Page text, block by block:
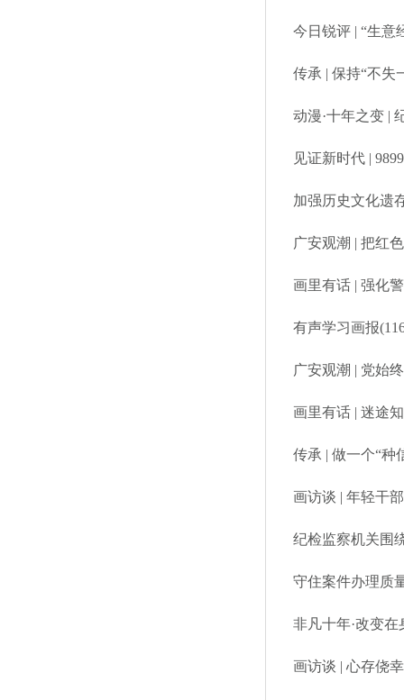
今日锐评 | “生意
传承 | 保持“不失
动漫·十年之变 |
见证新时代 |
加强历史文化遗
广安观潮 | 把红
画里有话 | 强化
有声学习画报
广安观潮 | 党始
画里有话 | 迷途
传承 | 做一个“种
画访谈 | 年轻干
纪检监察机关围
守住案件办理质
非凡十年·改变
画访谈 | 心存侥